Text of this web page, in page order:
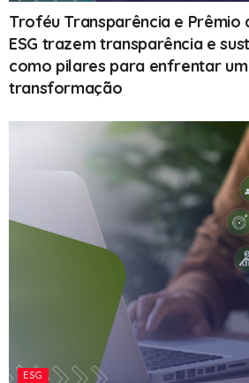
Troféu Transparência e Prêmio
ESG trazem transparência e
como pilares para enfrentar
transformação
ESG